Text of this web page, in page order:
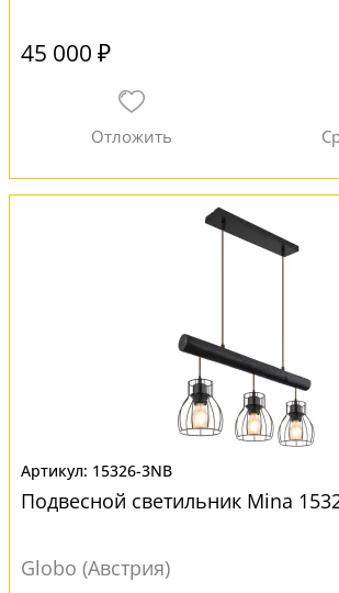
45 000 ₽
15326-3NB
Подвесной светильник Mina
Globo (Австрия)